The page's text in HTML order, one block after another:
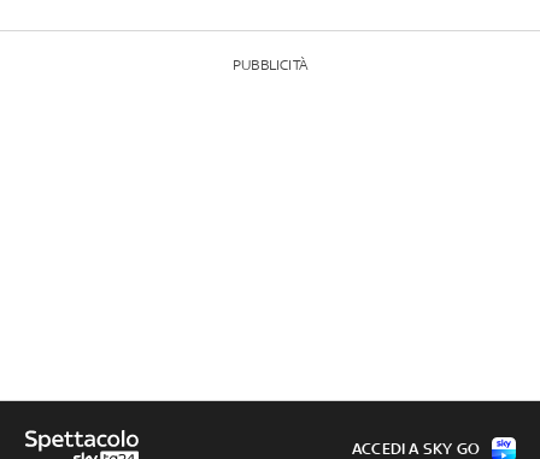
PUBBLICITÀ
ACCEDI A SKY GO